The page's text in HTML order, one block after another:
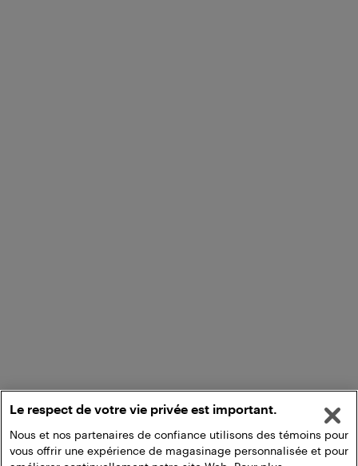
Le respect de votre vie privée est important.
Nous et nos partenaires de confiance utilisons des témoins pour
vous offrir une expérience de magasinage personnalisée et pour